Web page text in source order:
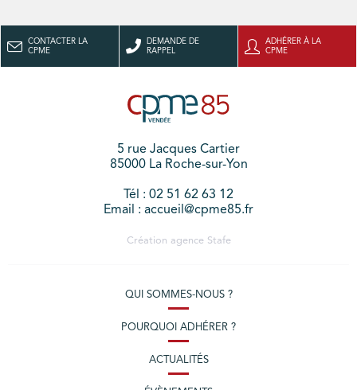
CONTACTER LA
CPME
DEMANDE DE
RAPPEL
ADHÉRER À LA
CPME
5 rue Jacques Cartier
85000 La Roche-sur-Yon
Tél : 02 51 62 63 12
Email : accueil@cpme85.fr
Création agence Stafe
QUI SOMMES-NOUS ?
POURQUOI ADHÉRER ?
ACTUALITÉS